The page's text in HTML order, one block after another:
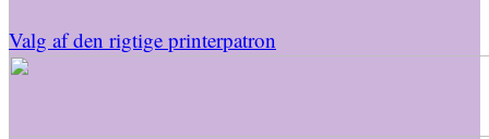
Valg af den rigtige printerpatron